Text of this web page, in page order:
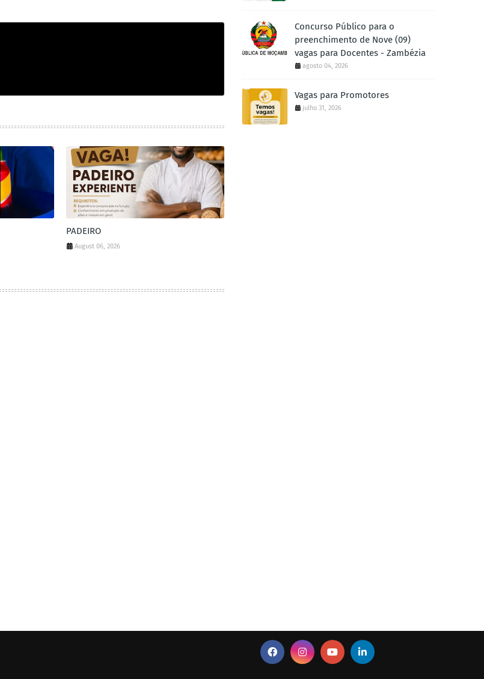
PADEIRO
August 06, 2026
Concurso Público para o
preenchimento de Nove (09)
vagas para Docentes - Zambézia
agosto 04, 2026
Vagas para Promotores
julho 31, 2026